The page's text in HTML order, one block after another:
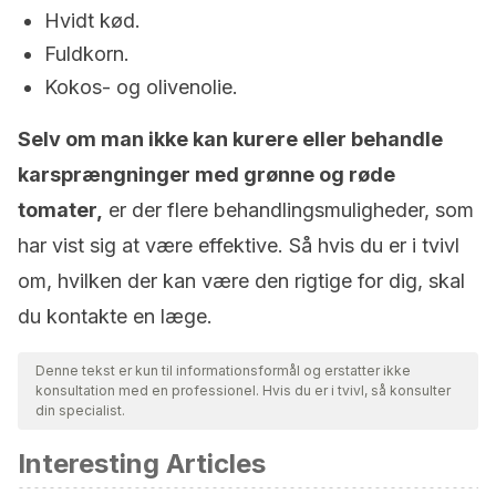
Hvidt kød.
Fuldkorn.
Kokos- og olivenolie.
Selv om man ikke kan kurere eller behandle
karsprængninger med grønne og røde
tomater, er der flere behandlingsmuligheder, som
har vist sig at være effektive. Så hvis du er i tvivl
om, hvilken der kan være den rigtige for dig, skal
du kontakte en læge.
Denne tekst er kun til informationsformål og erstatter ikke
konsultation med en professionel. Hvis du er i tvivl, så konsulter
din specialist.
Interesting Articles